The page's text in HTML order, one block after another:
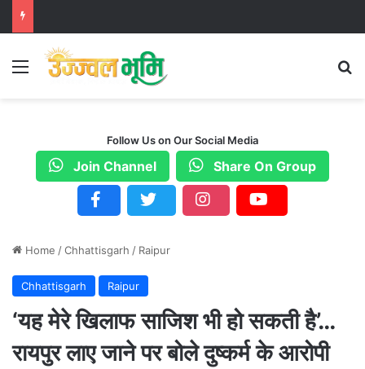
Menu
Follow Us on Our Social Media
Join Channel Share On Group
Home /Chhattisgarh / Raipur
Chhattisgarh Raipur
‘यह मेरे खिलाफ साजिश भी हो सकती है’…
रायपुर लाए जाने पर बोले दुष्कर्म के आरोपी